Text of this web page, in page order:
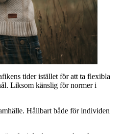
tider istället för att ta flexibla
Liksom känslig för normer i
Hållbart både för individen